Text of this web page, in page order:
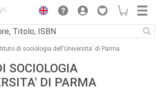
di sociologia dell'Universita' di Parma
SOCIOLOGIA
DI PARMA